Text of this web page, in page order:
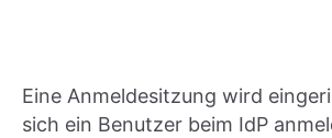
Eine Anmeldesitzung wird
sich ein Benutzer beim IdP